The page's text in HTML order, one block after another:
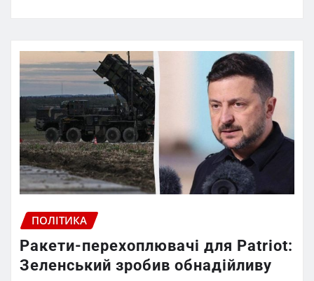
ПОЛІТИКА
Ракети-перехоплювачі для Patriot:
Зеленський зробив обнадійливу